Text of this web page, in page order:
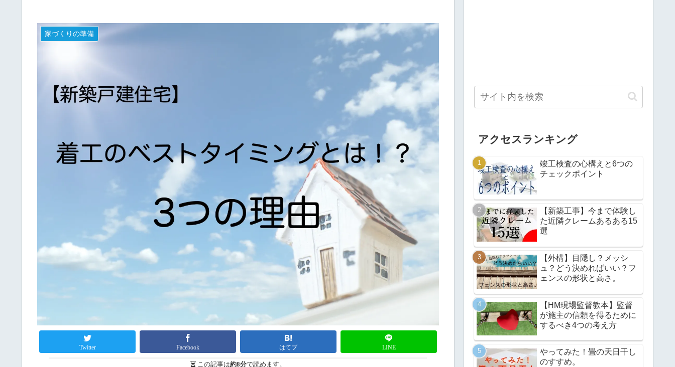
家づくりの準備
Twitter Facebook はてブ LINE
この記事は約8分で読めます。
アクセスランキング
竣工検査の心構えと6つの
チェックポイント
【新築工事】今まで体験し
た近隣クレームあるある15
選
【外構】目隠し？メッシ
ュ？どう決めればいい？フ
ェンスの形状と高さ。
【HM現場監督教本】監督
が施主の信頼を得るために
するべき4つの考え方
やってみた！畳の天日干し
のすすめ。